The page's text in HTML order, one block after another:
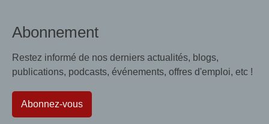
Abonnement
Restez informé de nos derniers actualités, blogs,
publications, podcasts, événements, offres d'emploi, etc !
Abonnez-vous